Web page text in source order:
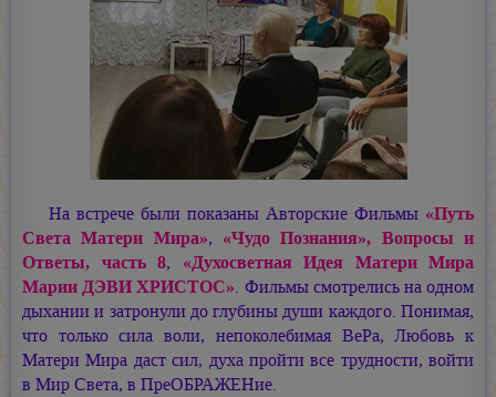
На встрече были показаны Авторские Фильмы «Путь
Света Матери Мира», «Чудо Познания», Вопросы и
Ответы, часть 8, «Духосветная Идея Матери Мира
Марии ДЭВИ ХРИСТОС». Фильмы смотрелись на одном
дыхании и затронули до глубины души каждого. Понимая,
что только сила воли, непоколебимая ВеРа, Любовь к
Матери Мира даст сил, духа пройти все трудности, войти
в Мир Света, в ПреОБРАЖЕНие.